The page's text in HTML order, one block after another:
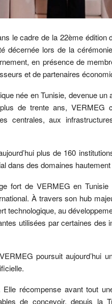
le cadre de la 22ème édition
décernée lors de la
en présence de
et de partenaires
née en Tunisie, devenue un
de trente ans, VERMEG
centrales, aux
plus de 160
dans des domaines
fort de VERMEG en
À travers son hub
technologique, au
utilisées par certaines des
poursuit aujourd’hui
récompense avant tout
de concevoir, depuis la